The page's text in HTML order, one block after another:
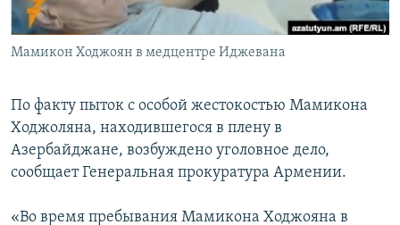
English
Русский
Все сайты Радио Азатутюн
Мамикон Ходжоян в медцентре Иджевана
По факту пыток с особой жестокостью Мамикона
Ходжоляна, находившегося в плену в
Азербайджане, возбуждено уголовное дело,
сообщает Генеральная прокуратура Армении.
«Во время пребывания Мамикона Ходжояна в